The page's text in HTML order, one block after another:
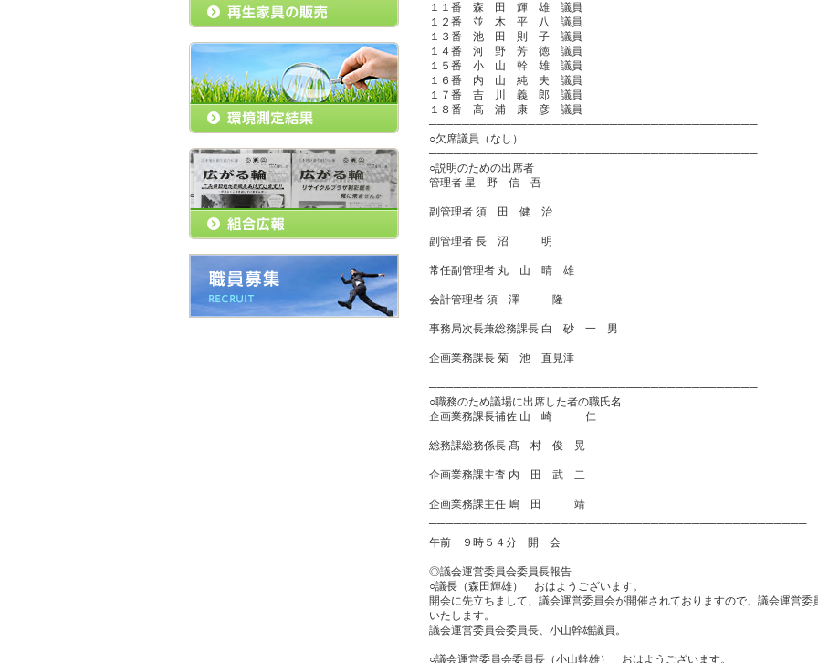
１１番 森 田 輝 雄 議員
１２番 並 木 平 八 議員
１３番 池 田 則 子 議員
１４番 河 野 芳 徳 議員
１５番 小 山 幹 雄 議員
１６番 内 山 純 夫 議員
１７番 吉 川 義 郎 議員
１８番 高 浦 康 彦 議員
────────────────────────────────────────
○欠席議員（なし）
────────────────────────────────────────
○説明のための出席者
管理者 星 野 信 吾
副管理者 須 田 健 治
副管理者 長 沼 明
常任副管理者 丸 山 晴 雄
会計管理者 須 澤 隆
事務局次長兼総務課長 白 砂 一 男
企画業務課長 菊 池 直見津
────────────────────────────────────────
○職務のため議場に出席した者の職氏名
企画業務課長補佐 山 崎 仁
総務課総務係長 髙 村 俊 晃
企画業務課主査 内 田 武 二
企画業務課主任 嶋 田 靖
──────────────────────────────────────────────
午前 ９時５４分 開 会
◎議会運営委員会委員長報告
○議長（森田輝雄） おはようございます。
開会に先立ちまして、議会運営委員会が開催されておりますので、議会運営
いたします。
議会運営委員会委員長、小山幹雄議員。
○議会運営委員会委員長（小山幹雄） おはようございます。